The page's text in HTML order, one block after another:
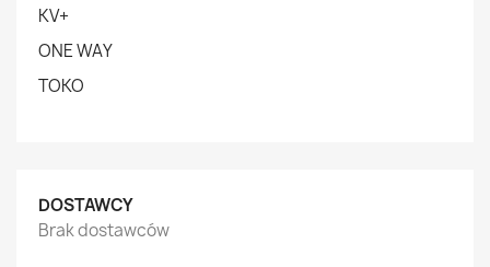
KV+
ONE WAY
TOKO
DOSTAWCY
Brak dostawców